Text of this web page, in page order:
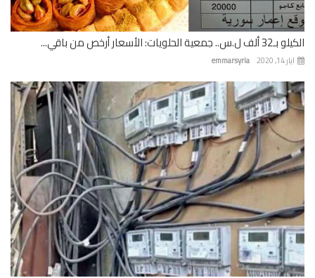
الحلويات: الأسعار أرخص من باقي...
emmarsyria